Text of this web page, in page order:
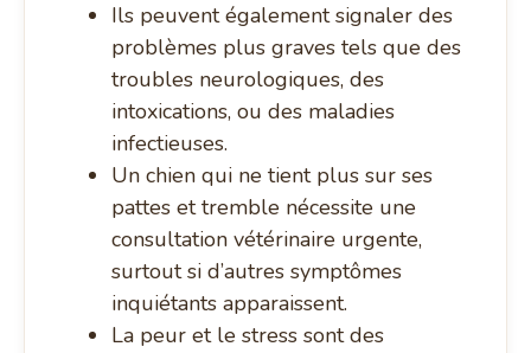
Ils peuvent également signaler des
problèmes plus graves tels que des
troubles neurologiques, des
intoxications, ou des maladies
infectieuses.
Un chien qui ne tient plus sur ses
pattes et tremble nécessite une
consultation vétérinaire urgente,
surtout si d’autres symptômes
inquiétants apparaissent.
La peur et le stress sont des